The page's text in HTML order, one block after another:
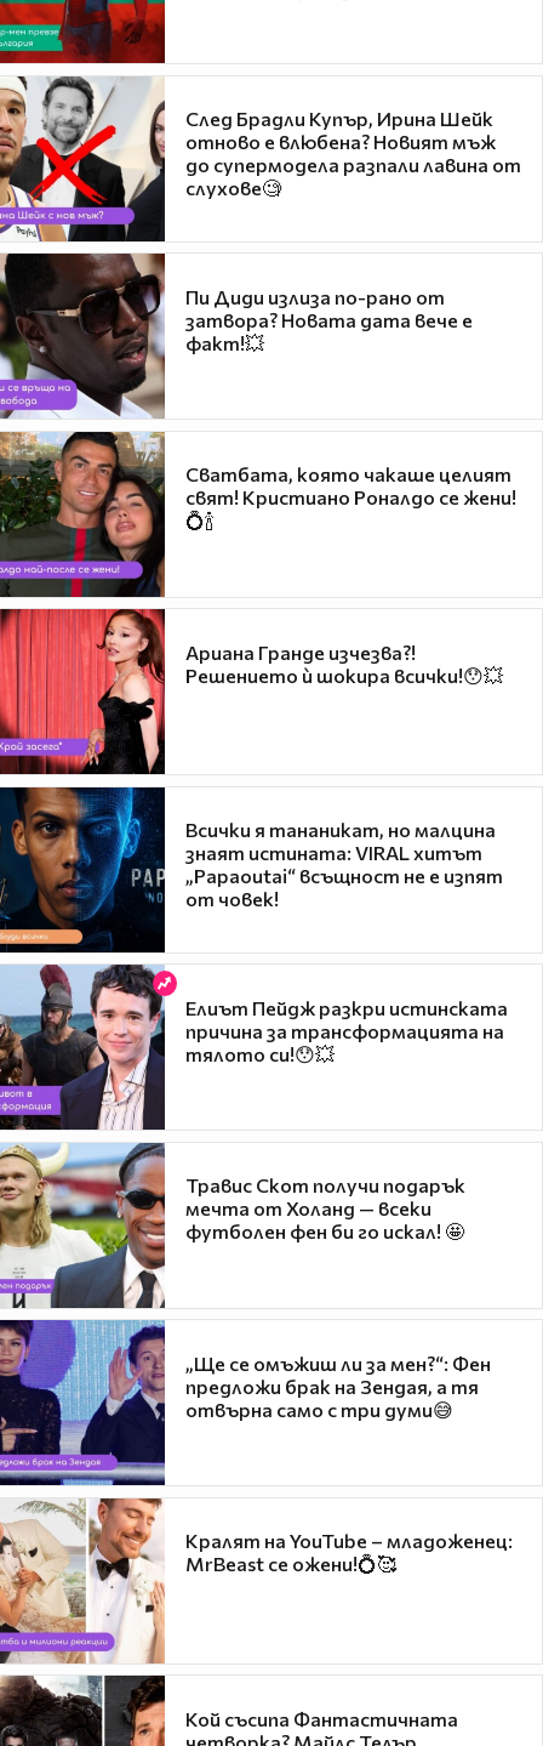
След Брадли Купър, Ирина Шейк
отново е влюбена? Новият мъж
до супермодела разпали лавина от
слухове🧐
Пи Диди излиза по-рано от
затвора? Новата дата вече е
факт!💥
Сватбата, която чакаше целият
свят! Кристиано Роналдо се жени!
💍🍾
Ариана Гранде изчезва?!
Решението ѝ шокира всички!😯💥
Всички я тананикат, но малцина
знаят истината: VIRAL хитът
„Papaoutai“ всъщност не е изпят
от човек!
Елиът Пейдж разкри истинската
причина за трансформацията на
тялото си!😯💥
Травис Скот получи подарък
мечта от Холанд — всеки
футболен фен би го искал! 🤩
„Ще се омъжиш ли за мен?“: Фен
предложи брак на Зендая, а тя
отвърна само с три думи😅
Кралят на YouTube – младоженец:
MrBeast се ожени!💍🥰
Кой съсипа Фантастичната
четворка? Майлс Телър